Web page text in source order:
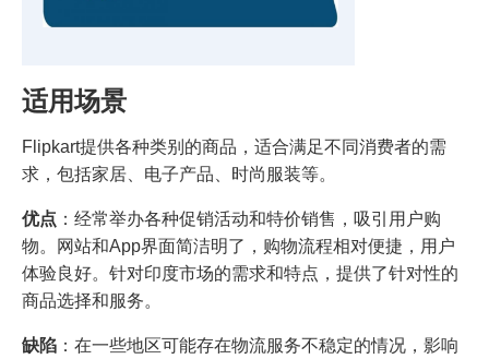
适用场景
Flipkart提供各种类别的商品，适合满足不同消费者的需
求，包括家居、电子产品、时尚服装等。
优点 ：经常举办各种促销活动和特价销售，吸引用户购
物。网站和App界面简洁明了，购物流程相对便捷，用户
体验良好。针对印度市场的需求和特点，提供了针对性的
商品选择和服务。
缺陷 ：在一些地区可能存在物流服务不稳定的情况，影响